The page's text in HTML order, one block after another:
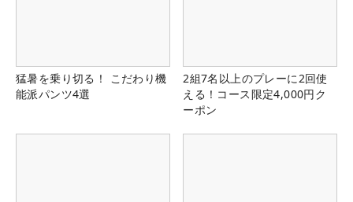
猛暑を乗り切る！ こだわり機
能派パンツ4選
2組7名以上のプレーに2回使
える！コース限定4,000円ク
ーポン